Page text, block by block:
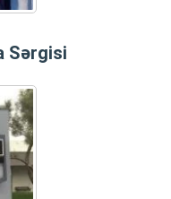
Sərgisi